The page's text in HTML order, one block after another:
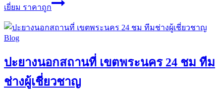
เยี่ยม ราคาถูก
Blog
ปะยางนอกสถานที่ เขตพระนคร 24 ชม ทีม
ช่างผู้เชี่ยวชาญ